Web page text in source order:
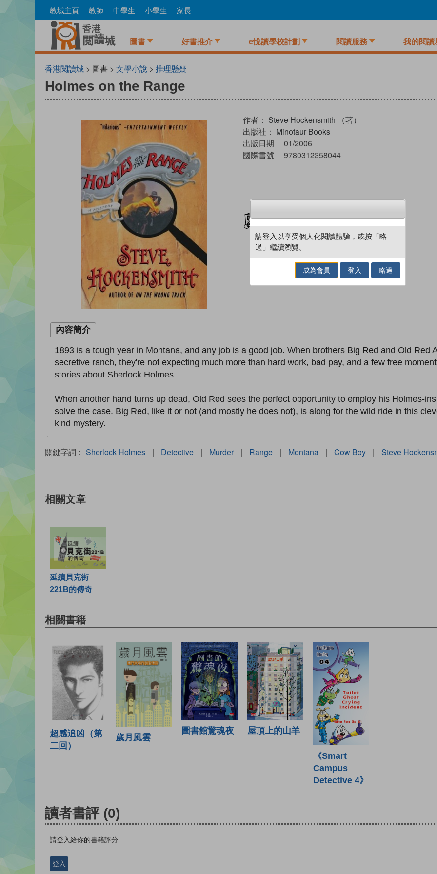
to
教城主頁 教師 中學生 小學生 家長
圖書 好書推介 e悅讀學校計劃 閱讀服務 我的閱讀
香港閱讀城 > 圖書 > 文學小說 > 推理懸疑
Holmes on the Range
作者： Steve Hockensmith （著）
出版社： Minotaur Books
出版日期： 01/2006
國際書號： 9780312358044
內容簡介
1893 is a tough year in Montana, and any job is a good job. When brothers Big Red and Old Red
secretive ranch, they're not expecting much more than hard work, bad pay, and a few free
stories about Sherlock Holmes.
When another hand turns up dead, Old Red sees the perfect opportunity to employ his Holmes-
solve the case. Big Red, like it or not (and mostly he does not), is along for the wild ride in this
kind mystery.
關鍵字詞： Sherlock Holmes | Detective | Murder | Range | Montana | Cow Boy | Steve
相關文章
延續貝克街
221B的傳奇
相關書籍
超感追凶（第
二回）
歲月風雲
圖書館驚魂夜 屋頂上的山羊
《Smart
Campus
Detective 4》
讀者書評 (0)
請登入給你的書籍評分
登入
請登入以享受個人化閱讀體驗，或按「略
過」繼續瀏覽。
成為會員 登入 略過